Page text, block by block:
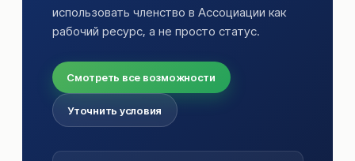
использовать членство в Ассоциации как
рабочий ресурс, а не просто статус.
Смотреть все возможности
Уточнить условия